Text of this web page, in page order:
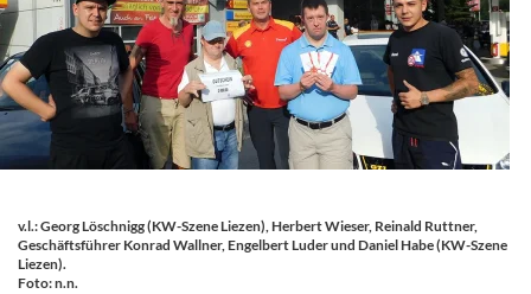
v.l.: Georg Löschnigg (KW-Szene Liezen), Herbert Wieser, Reinald Ruttner,
Geschäftsführer Konrad Wallner, Engelbert Luder und Daniel Habe (KW-Szene
Liezen).
Foto: n.n.